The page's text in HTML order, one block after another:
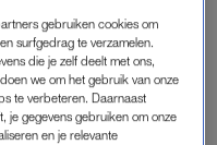
gebruiken cookies om
surfgedrag te verzamelen.
die je zelf deelt met ons,
we om het gebruik van onze
te verbeteren. Daarnaast
je gegevens gebruiken om onze
en je relevante